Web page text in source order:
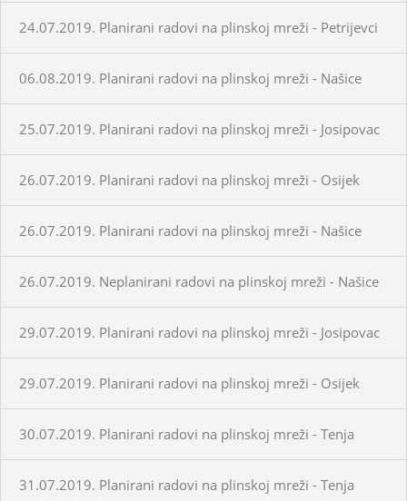
24.07.2019. Planirani radovi na plinskoj mreži - Petrijevci
06.08.2019. Planirani radovi na plinskoj mreži - Našice
25.07.2019. Planirani radovi na plinskoj mreži - Josipovac
26.07.2019. Planirani radovi na plinskoj mreži - Osijek
26.07.2019. Planirani radovi na plinskoj mreži - Našice
26.07.2019. Neplanirani radovi na plinskoj mreži - Našice
29.07.2019. Planirani radovi na plinskoj mreži - Josipovac
29.07.2019. Planirani radovi na plinskoj mreži - Osijek
30.07.2019. Planirani radovi na plinskoj mreži - Tenja
31.07.2019. Planirani radovi na plinskoj mreži - Tenja